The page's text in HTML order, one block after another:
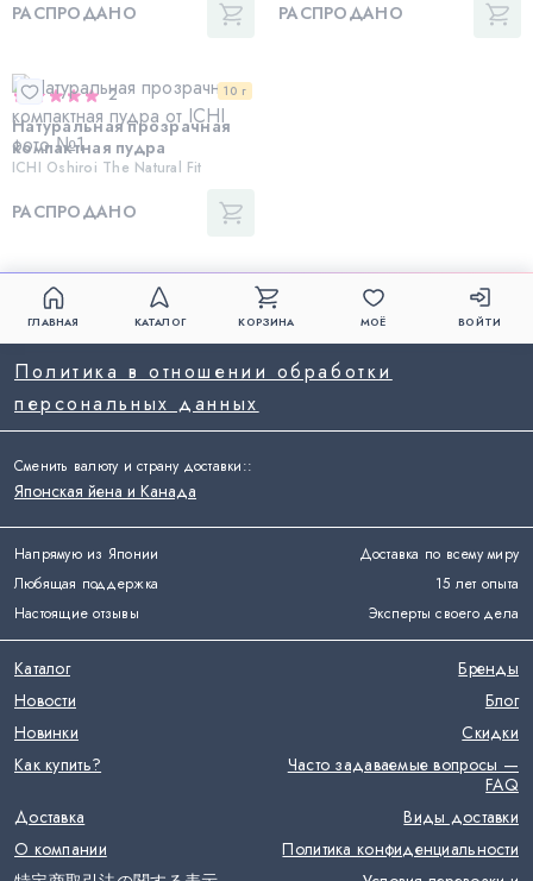
РАСПРОДАНО РАСПРОДАНО
10 г
2
Натуральная прозрачная
компактная пудра
ICHI Oshiroi The Natural Fit
РАСПРОДАНО
ГЛАВНАЯ КАТАЛОГ КОРЗИНА МОЁ ВОЙТИ
Напрямую из Японии
Доставка по всему миру
Любящая поддержка
15 лет опыта
Настоящие отзывы
Эксперты своего дела
Политика в отношении обработки
персональных данных
Каталог
Бренды
Новости
Блог
Новинки
Скидки
Как купить?
Часто задаваемые вопросы —
FAQ
Доставка
Виды доставки
О компании
Политика конфиденциальности
Сменить валюту и страну доставки::
Японская йена и Канада